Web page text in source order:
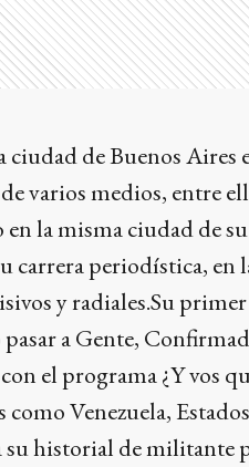
ciudad de Buenos Aires
varios medios, entre
la misma ciudad de
carrera periodística, en
y radiales.Su
a Gente,
el programa ¿Y vos
Venezuela,
su historial de militante